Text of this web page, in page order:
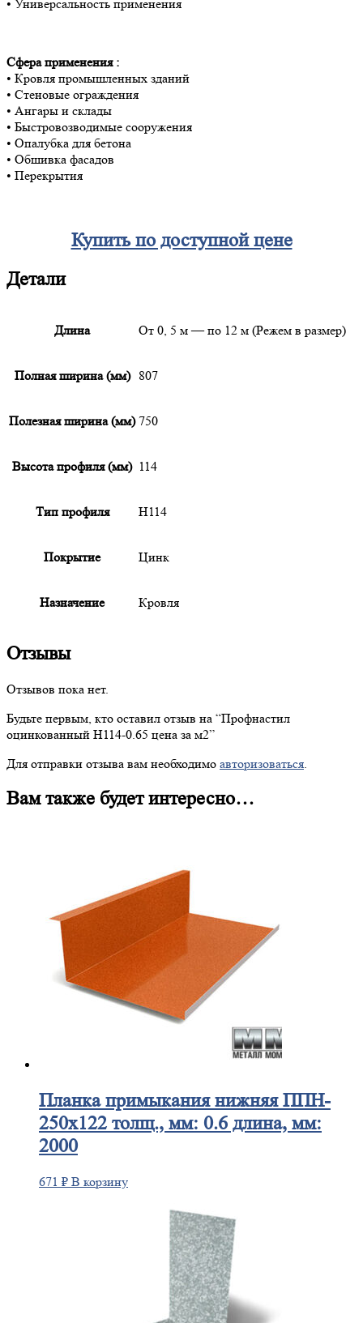
• Универсальность применения
Сфера применения :
• Кровля промышленных зданий
• Стеновые ограждения
• Ангары и склады
• Быстровозводимые сооружения
• Опалубка для бетона
• Обшивка фасадов
• Перекрытия
Купить по доступной цене
Детали
Длина От 0, 5 м — по 12 м (Режем в размер)
Полная ширина (мм) 807
Полезная ширина (мм) 750
Высота профиля (мм) 114
Тип профиля Н114
Покрытие Цинк
Назначение Кровля
Отзывы
Отзывов пока нет.
Будьте первым, кто оставил отзыв на “Профнастил
оцинкованный H114-0.65 цена за м2”
Для отправки отзыва вам необходимо авторизоваться
Вам также будет интересно…
Планкапримыкания нижняя ППН-
250х122 толщ., мм: 0.6 длина, мм:
2000
671 ₽ В корзину